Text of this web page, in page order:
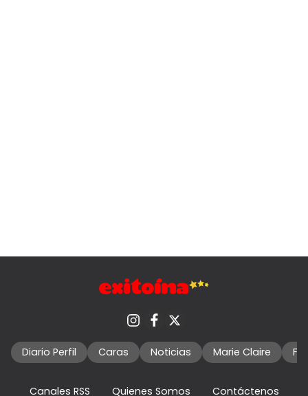
Diario Perfil Caras Noticias Marie Claire
Canales RSS Quienes Somos Contáctenos